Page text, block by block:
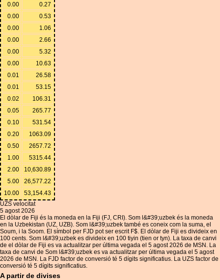
0.00
0.27
0.00
0.53
0.00
1.06
0.00
2.66
0.00
5.32
0.00
10.63
0.01
26.58
0.01
53.15
0.02
106.31
0.05
265.77
0.10
531.54
0.20
1063.09
0.50
2657.72
1.00
5315.44
2.00
10,630.89
5.00
26,577.22
10.00
53,154.43
UZS velocitat
5 agost 2026
El dòlar de Fiji és la moneda en la Fiji (FJ, CRI). Som l&#39;uzbek és la moneda
en la Uzbekistan (UZ, UZB). Som l&#39;uzbek també es coneix com la suma, el
Soum, i la Soom. El símbol per FJD pot ser escrit F$. El dòlar de Fiji es divideix en
100 cents. Som l&#39;uzbek es divideix en 100 tiyin (tien or tyn). La taxa de canvi
de el dòlar de Fiji es va actualitzar per última vegada el 5 agost 2026 de MSN. La
taxa de canvi de Som l&#39;uzbek es va actualitzar per última vegada el 5 agost
2026 de MSN. La FJD factor de conversió té 5 dígits significatius. La UZS factor de
conversió té 5 dígits significatius.
A partir de divises